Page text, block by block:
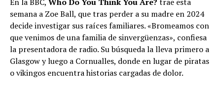
semana a Zoe Ball, que tras perder a su madre en 2024
decide investigar sus raíces familiares. «Bromeamos con
que venimos de una familia de sinvergüenzas», confiesa
la presentadora de radio. Su búsqueda la lleva primero a
Glasgow y luego a Cornualles, donde en lugar de piratas
o vikingos encuentra historias cargadas de dolor.